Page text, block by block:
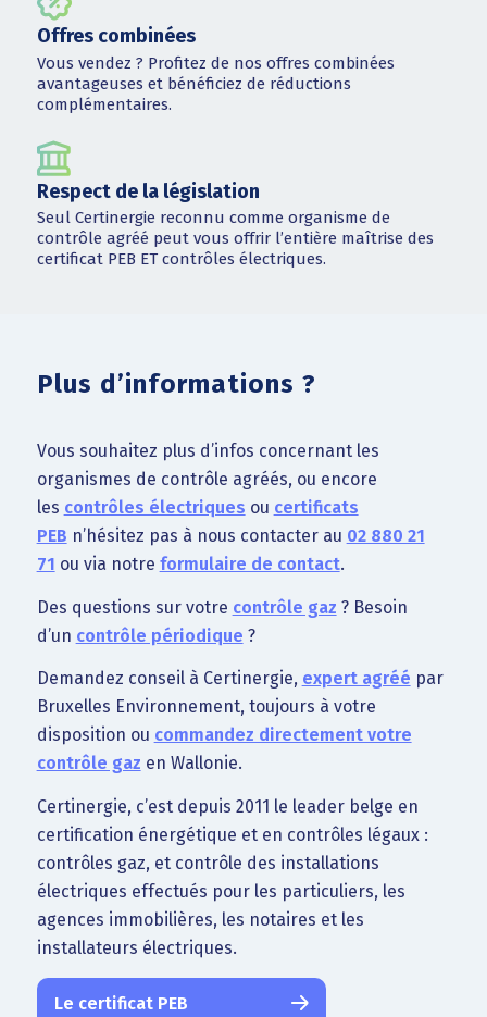
Offres combinées
Vous vendez ? Profitez de nos offres combinées
avantageuses et bénéficiez de réductions
complémentaires.
Respect de la législation
Seul Certinergie reconnu comme organisme de
contrôle agréé peut vous offrir l’entière maîtrise des
certificat PEB ET contrôles électriques.
Plus d’informations ?
Vous souhaitez plus d’infos concernant les
organismes de contrôle agréés, ou encore
les contrôles électriques ou certificats
PEB n’hésitez pas à nous contacter au 02 880 21
71 ou via notre formulaire de contact.
Des questions sur votre contrôle gaz ? Besoin
d’un contrôle périodique ?
Demandez conseil à Certinergie, expert agréé par
Bruxelles Environnement, toujours à votre
disposition ou commandez directement votre
contrôle gaz en Wallonie.
Certinergie, c’est depuis 2011 le leader belge en
certification énergétique et en contrôles légaux :
contrôles gaz, et contrôle des installations
électriques effectués pour les particuliers, les
agences immobilières, les notaires et les
installateurs électriques.
Le certificat PEB